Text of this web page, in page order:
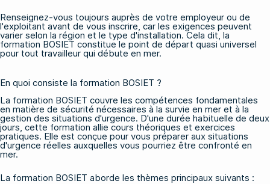
Renseignez-vous toujours auprès de votre employeur ou de
l'exploitant avant de vous inscrire, car les exigences peuvent
varier selon la région et le type d'installation. Cela dit, la
formation BOSIET constitue le point de départ quasi universel
pour tout travailleur qui débute en mer.
En quoi consiste la formation BOSIET ?
La formation BOSIET couvre les compétences fondamentales
en matière de sécurité nécessaires à la survie en mer et à la
gestion des situations d'urgence. D'une durée habituelle de deux
jours, cette formation allie cours théoriques et exercices
pratiques. Elle est conçue pour vous préparer aux situations
d'urgence réelles auxquelles vous pourriez être confronté en
mer.
La formation BOSIET aborde les thèmes principaux suivants :